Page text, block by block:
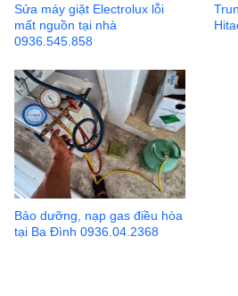
Sửa máy giặt Electrolux lỗi
mất nguồn tại nhà
0936.545.858
Bảo dưỡng, nạp gas điều hòa
tại Ba Đình 0936.04.2368